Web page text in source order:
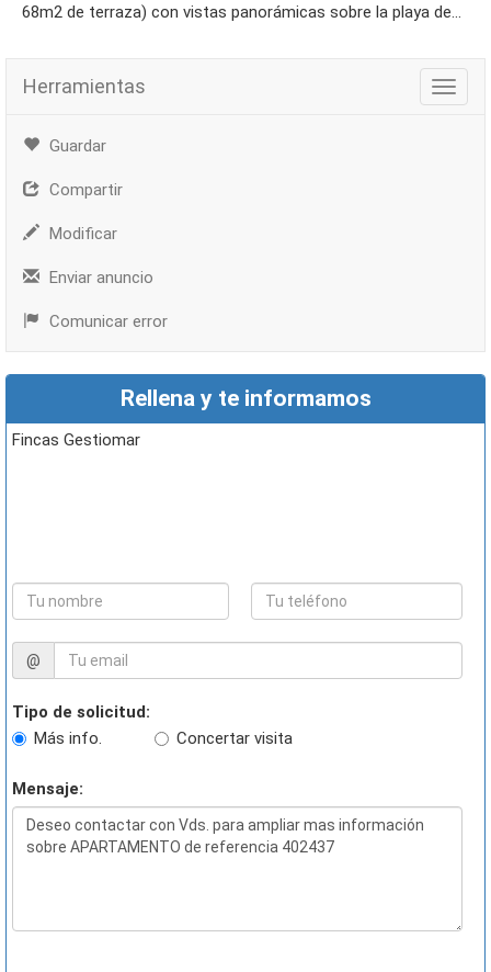
68m2 de terraza) con vistas panorámicas sobre la playa de...
Herramientas
Guardar
Compartir
Modificar
Enviar anuncio
Comunicar error
Rellena y te informamos
Fincas Gestiomar
@
Tipo de solicitud:
Más info.
Concertar visita
Mensaje: